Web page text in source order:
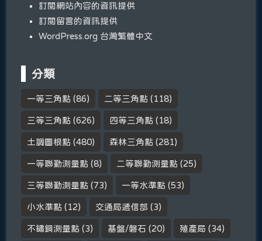
訂閱網站內容的資訊提供
訂閱留言的資訊提供
WordPress.org 台灣繁體中文
分類
一等三角點 (86) 二等三角點 (118)
三等三角點 (626) 四等三角點 (18)
土調圖根點 (480) 森林三角點 (281)
一等聯勤測量點 (8) 二等聯勤測量點 (25)
三等聯勤測量點 (73) 一等水準點 (53)
小水準點 (12) 交通局遞信部 (3)
不鏽鋼測量點 (3) 基盤/磐石 (20) 殖產局 (34)